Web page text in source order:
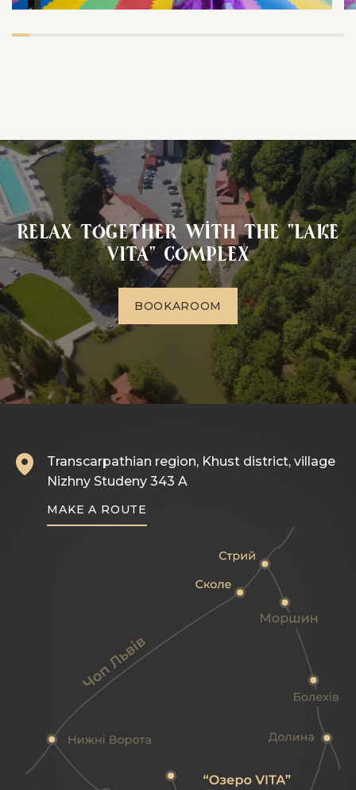
Relax together with the "Lake
VITA" complex
BOOKAROOM
Transcarpathian region, Khust district, village
Nizhny Studeny 343 A
MAKE A ROUTE